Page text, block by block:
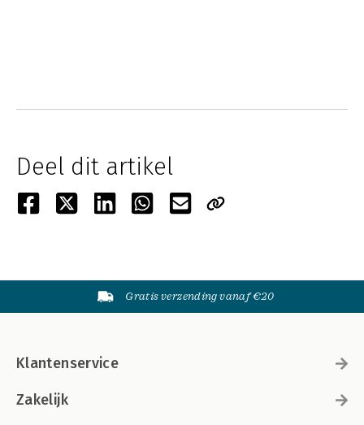
Deel dit artikel
Gratis verzending vanaf €20
Klantenservice
Zakelijk